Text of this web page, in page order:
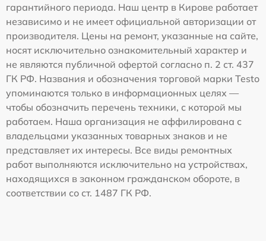
гарантийного периода. Наш центр в Кирове работает
независимо и не имеет официальной авторизации от
производителя. Цены на ремонт, указанные на сайте,
носят исключительно ознакомительный характер и
не являются публичной офертой согласно п. 2 ст. 437
ГК РФ. Названия и обозначения торговой марки Testo
упоминаются только в информационных целях —
чтобы обозначить перечень техники, с которой мы
работаем. Наша организация не аффилирована с
владельцами указанных товарных знаков и не
представляет их интересы. Все виды ремонтных
работ выполняются исключительно на устройствах,
находящихся в законном гражданском обороте, в
соответствии со ст. 1487 ГК РФ.